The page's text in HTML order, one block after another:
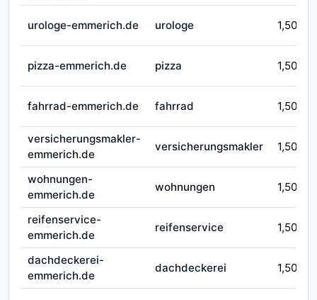
urologe-emmerich.de urologe 1,50
pizza-emmerich.de pizza 1,50
fahrrad-emmerich.de fahrrad 1,50
versicherungsmakler-
emmerich.de
versicherungsmakler 1,50
wohnungen-
emmerich.de
wohnungen 1,50
reifenservice-
emmerich.de
reifenservice 1,50
dachdeckerei-
emmerich.de
dachdeckerei 1,50